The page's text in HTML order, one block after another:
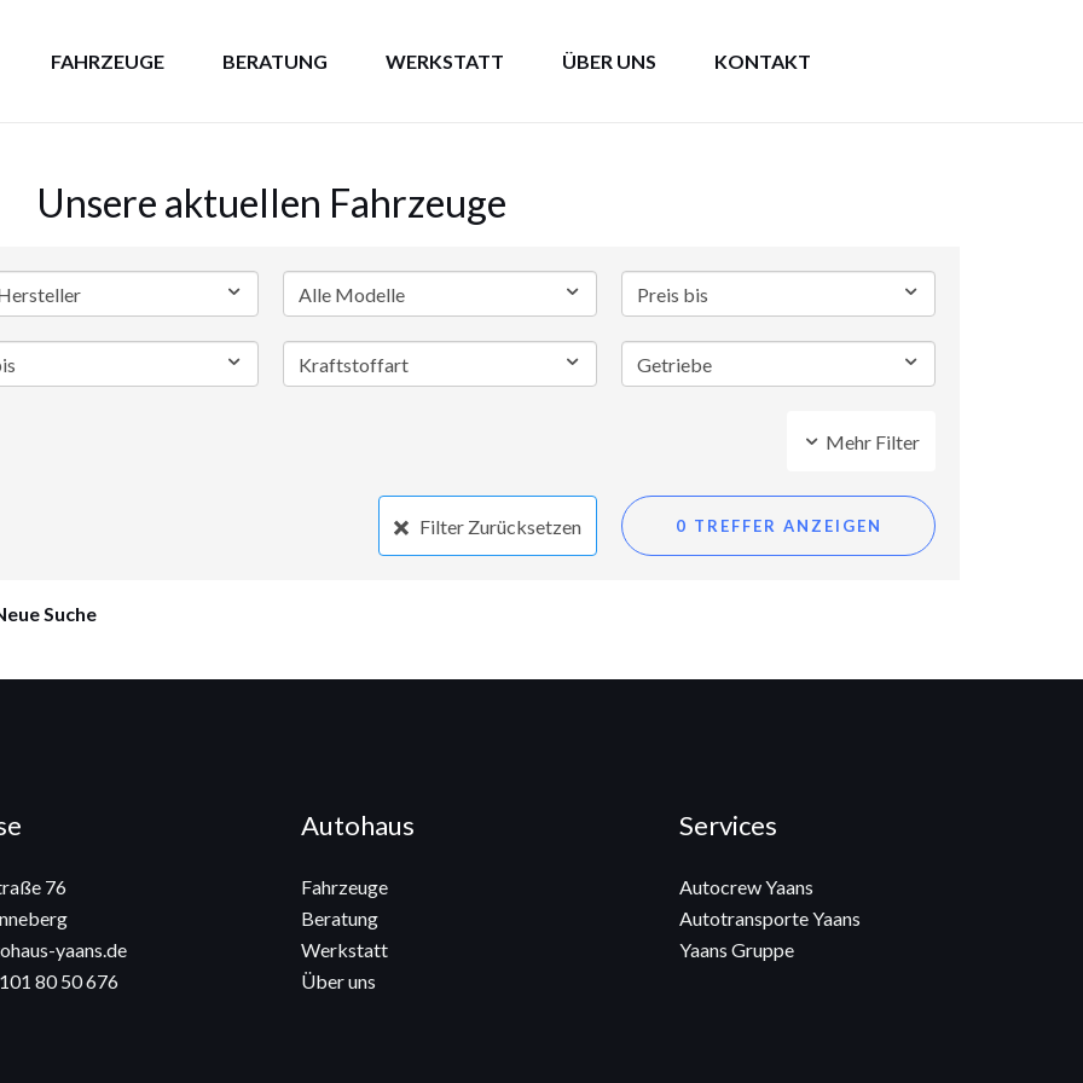
FAHRZEUGE BERATUNG WERKSTATT ÜBER UNS KONTAKT
Unsere aktuellen Fahrzeuge
Mehr Filter
Filter Zurücksetzen
Suche
76
yaans.de
80 50 676
Autohaus
Fahrzeuge
Beratung
Werkstatt
Über uns
Services
Autocrew Yaans
Autotransporte Yaans
Yaans Gruppe